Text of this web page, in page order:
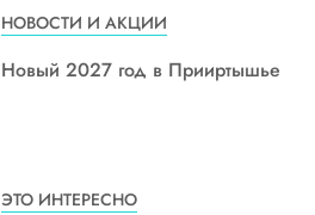
НОВОСТИ И АКЦИИ
Новый 2027 год в Прииртышье
ЭТО ИНТЕРЕСНО